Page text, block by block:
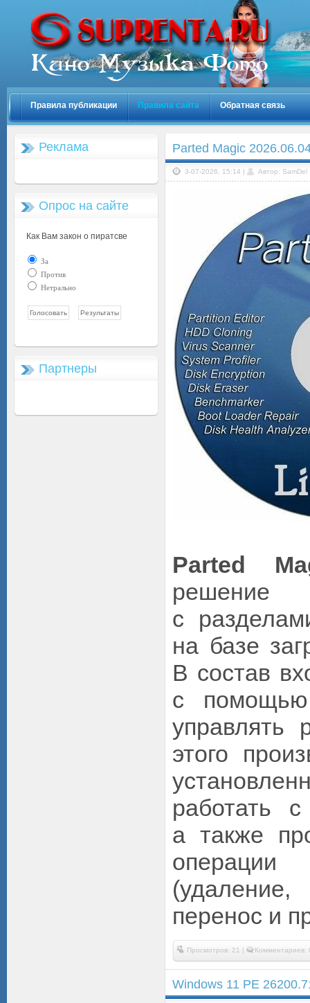
Правила публикации Правила сайта Обратная связь
Реклама
Опрос на сайте
Как Вам закон о пиратсве
За
Против
Нетрально
Партнеры
Parted Magic
3-07-2026, 15:14 | Автор: SamDel
Parted
с
на базе
В состав
с
управлять
этого
работать
а также
(удаление,
перенос и
Просмотров: 21 | Комментариев:
Windows 11 PE